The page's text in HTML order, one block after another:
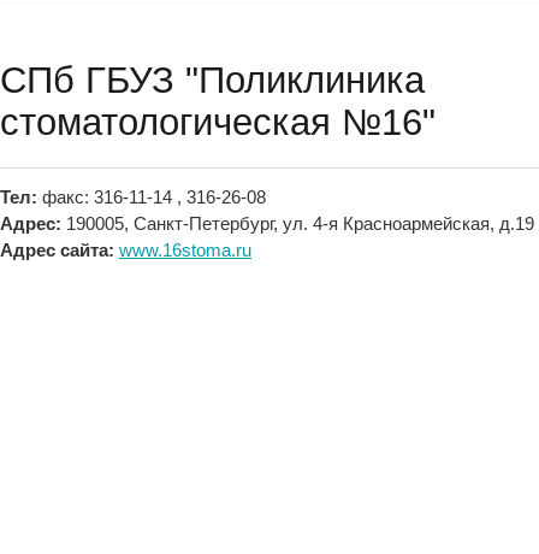
СПб ГБУЗ "Поликлиника
стоматологическая №16"
Тел: факс: 316-11-14 , 316-26-08
Адрес: 190005, Санкт-Петербург, ул. 4-я Красноармейская, д.19
Адрес сайта: www.16stoma.ru